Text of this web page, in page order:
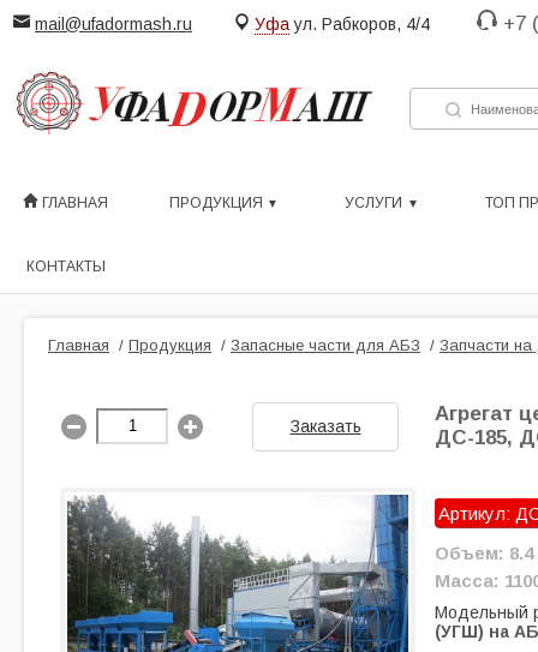
mail@ufadormash.ru Уфа ул. Рабкоров, 4/4 +7
ГЛАВНАЯ ПРОДУКЦИЯ УСЛУГИ ТОП
КОНТАКТЫ
Главная / Продукция / Запасные части для АБЗ / Запчасти
Заказать
Агрегат
ДС-185,
Артикул:
Объем: 8.4
Масса:
Модельный
(УГШ) на